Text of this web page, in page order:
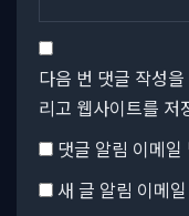
다음 번 댓글 작성
리고 웹사이트를 저
댓글 알림 이메일
새 글 알림 이메